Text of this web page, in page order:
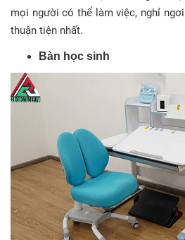
mọi người có thể làm việc, nghỉ
thuận tiện nhất.
Bàn học sinh